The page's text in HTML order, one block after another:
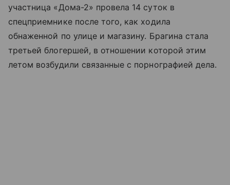
участница «Дома-2» провела 14 суток в
спецприемнике после того, как ходила
обнаженной по улице и магазину. Брагина стала
третьей блогершей, в отношении которой этим
летом возбудили связанные с порнографией дела.